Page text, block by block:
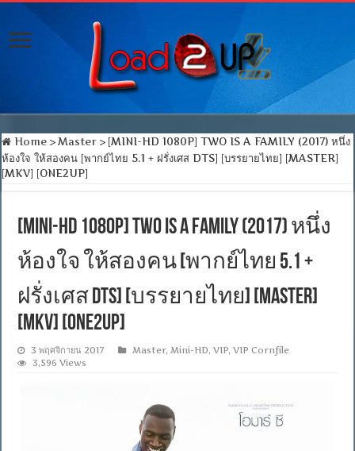
Home > Master > [MINI-HD 1080P] TWO IS A FAMILY (2017) หนึ่ง
ห้องใจ ให้สองคน [พากย์ไทย 5.1 + ฝรั่งเศส DTS] [บรรยายไทย] [MASTER]
[MKV] [ONE2UP]
[MINI-HD 1080P] TWO IS A FAMILY (2017) หนึ่ง
ห้องใจ ให้สองคน [พากย์ไทย 5.1 +
ฝรั่งเศส DTS] [บรรยายไทย] [MASTER]
[MKV] [ONE2UP]
3 พฤศจิกายน 2017 Master,Mini-HD,VIP,VIP Cornfile
3,596 Views